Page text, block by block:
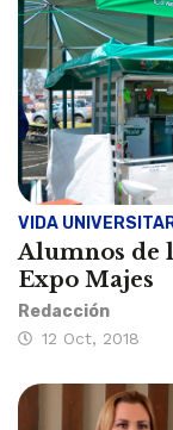
VIDA
Alumnos de
Expo Majes
Redacción
12 Oct, 2018